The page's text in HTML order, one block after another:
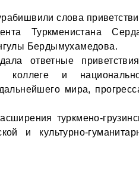
слова
Туркменистана
Бердымухамедова.
ответные
коллеге и
мира,
туркмено-
и культурно-